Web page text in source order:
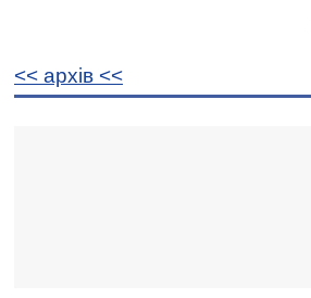
<< архiв <<